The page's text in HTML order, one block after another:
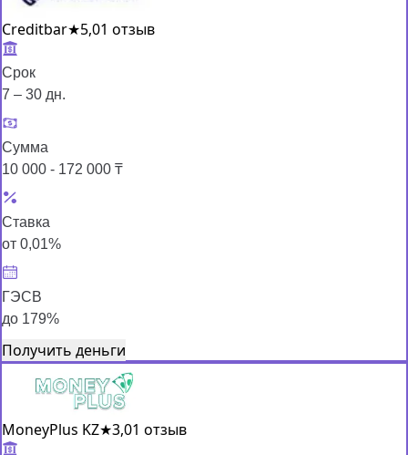
Creditbar★5,01 отзыв
Срок
7 – 30 дн.
Сумма
10 000 - 172 000 ₸
Ставка
от 0,01%
ГЭСВ
до 179%
Получить деньги
MoneyPlus KZ★3,01 отзыв